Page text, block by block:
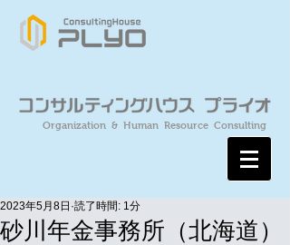
Organization & Human Resource Consulting
砂川年金事務所（北海道）
2023年5月8日 読了時間: 1分